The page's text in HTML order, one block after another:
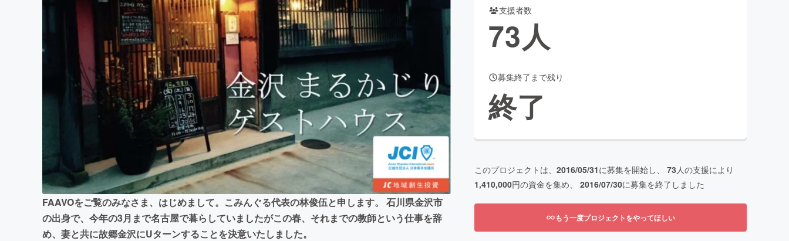
ビジネス・起業 チャレンジ ビューティー・ヘルスケア
まちづくり・地域活性化
CAMPFIRE for Social GoodCAMPFIRE Creation
CAMPFIREふるさと納税machi-yaコミュニティ
FAAVOをご覧のみなさま、はじめまして。こみんぐる代表の林俊伍と申します。 石川県金沢市
の出身で、今年の3月まで名古屋で暮らしていましたがこの春、それまでの教師という仕事を辞
め、妻と共に故郷金沢にUターンすることを決意いたしました。
支援者数
73人
募集終了まで残り
終了
このプロジェクトは、 2016/05/31に募集を開始し、 73人の支援により
1,410,000円の資金を集め、 2016/07/30に募集を終了しました
もう一度プロジェクトをやってほしい